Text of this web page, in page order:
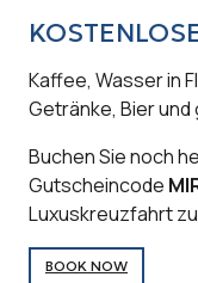
Kaffee, Wasser in
Getränke, Bier
Buchen Sie noch
Gutscheincode
Luxuskreuzfahrt
BOOK NOW